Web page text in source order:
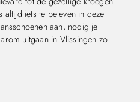
iets te beleven in deze
aan, nodig je
uitgaan in Vlissingen zo